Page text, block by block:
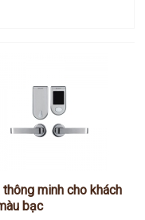
thông minh cho khách
bạc